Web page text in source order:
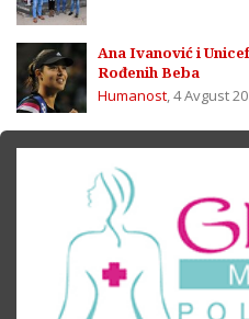
Ana Ivanović i
Rođenih Beba
Humanost,4 Avgust